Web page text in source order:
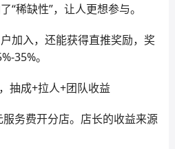
“稀缺性”，让人更想参与。
加入，还能获得直推奖励，奖
35%。
抽成+拉人+团队收益
务费开分店。店长的收益来源